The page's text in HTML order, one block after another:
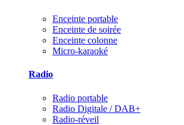
Enceinte portable
Enceinte de soirée
Enceinte colonne
Micro-karaoké
Radio
Radio portable
Radio Digitale / DAB+
Radio-réveil